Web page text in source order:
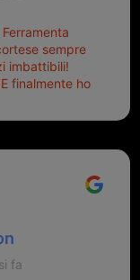
sempre
imbattibili!
finalmente ho
sono riuscita
fa